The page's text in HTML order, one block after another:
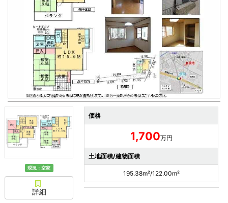
現況：空家
詳細
価格
1,700万円
土地面積/建物面積
195.38m²/122.00m²